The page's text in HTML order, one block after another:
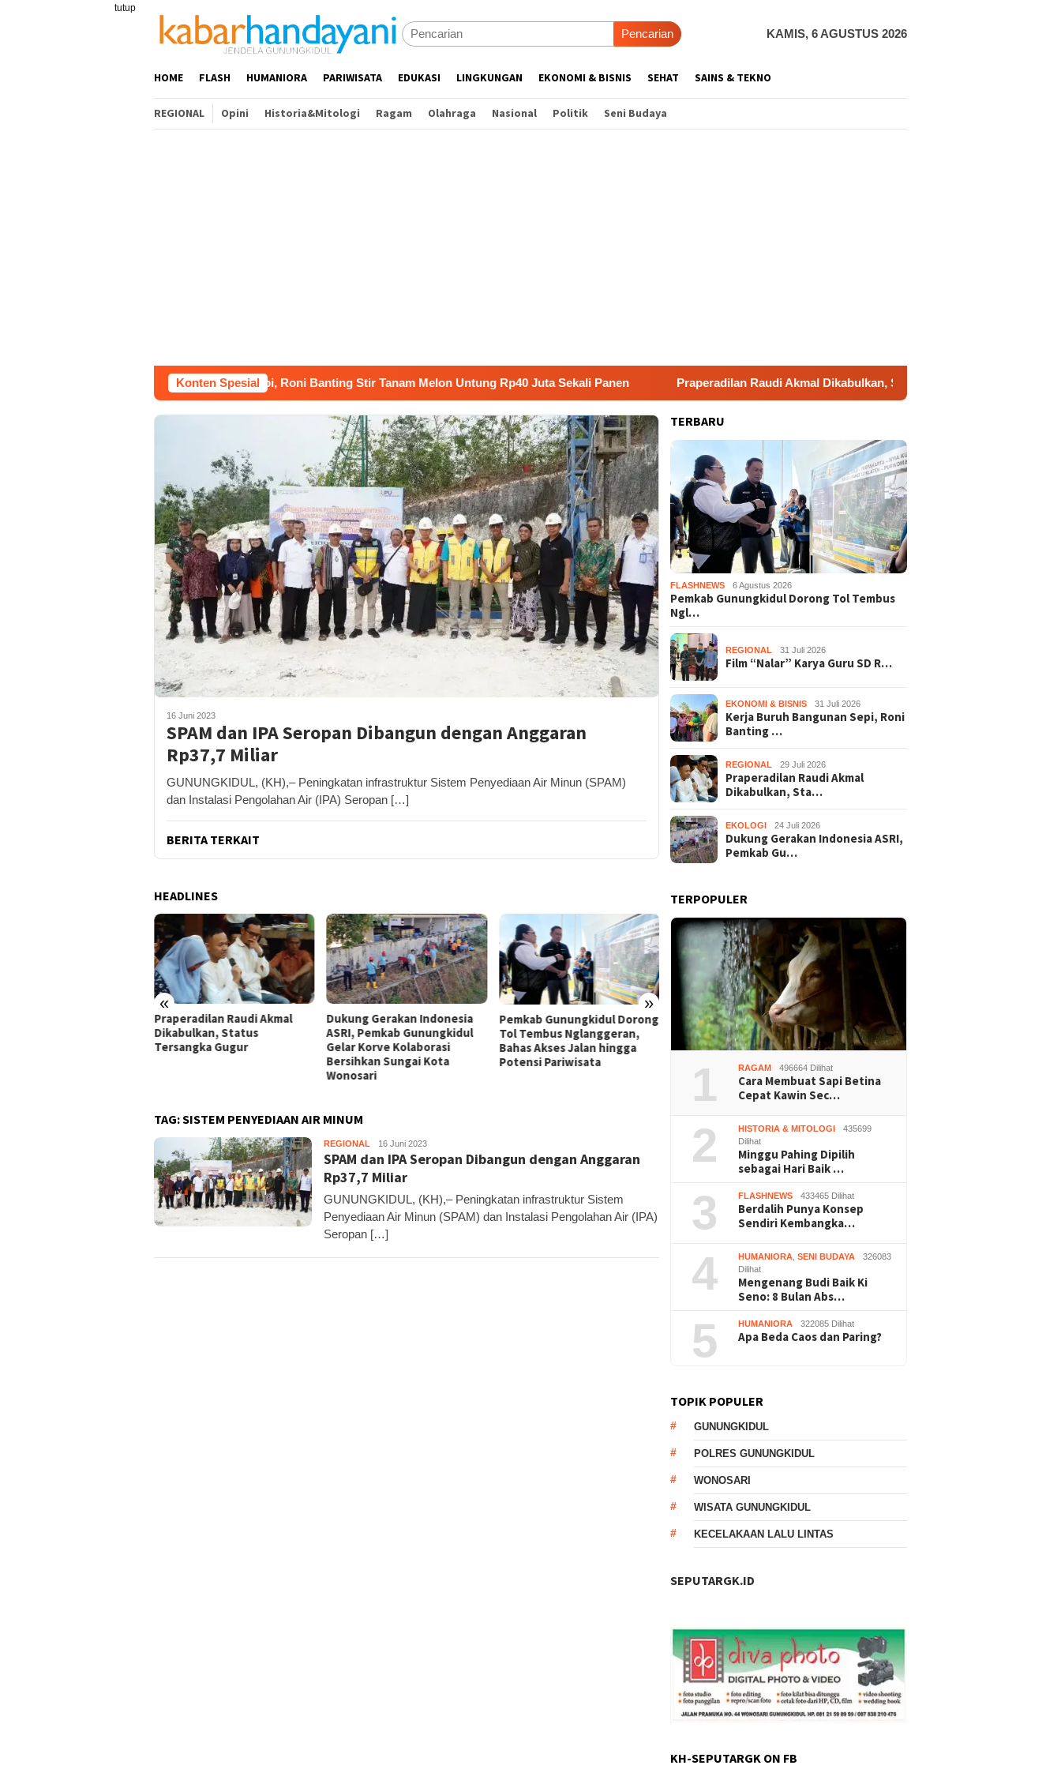
tutup
Pencarian KAMIS, 6 AGUSTUS 2026
HOME FLASH HUMANIORA PARIWISATA EDUKASI LINGKUNGAN EKONOMI & BISNIS SEHAT SAINS & TEKNO
REGIONAL Opini Historia&Mitologi Ragam Olahraga Nasional Politik Seni Budaya
Konten Spesial
Kerja Buruh Bangunan Sepi, Roni Banting Stir Tanam Melon Untung Rp40 Juta Sekali Panen Praperadilan Raudi Akmal Dikabulkan, Status Tersangka Gugur
16 Juni 2023
SPAM dan IPA Seropan Dibangun dengan Anggaran
Rp37,7 Miliar
GUNUNGKIDUL, (KH),– Peningkatan infrastruktur Sistem Penyediaan Air Minun (SPAM)
dan Instalasi Pengolahan Air (IPA) Seropan […]
BERITA TERKAIT
HEADLINES
« »
Dukung Gerakan Indonesia
ASRI, Pemkab Gunungkidul
Gelar Korve Kolaborasi
Pemkab Gunungkidul Dorong
Tol Tembus Nglanggeran,
Bahas Akses Jalan hingga
Potensi Pariwisata
Film “Nalar” Karya Guru SD
Raih Juara 1 Lomba Video
Literasi Gunungkidul 2026
Kerja Buruh Bangunan Sepi,
Roni Banting Stir Tanam
Melon Untung Rp40 Juta
Sekali Panen
Praperadilan Raudi Akmal
Dikabulkan, Status
Tersangka Gugur
TAG:SISTEM PENYEDIAAN AIR MINUM
REGIONAL Kandar
16 Juni 2023
SPAM dan IPA Seropan Dibangun dengan Anggaran
Rp37,7 Miliar
GUNUNGKIDUL, (KH),– Peningkatan infrastruktur Sistem
Penyediaan Air Minun (SPAM) dan Instalasi Pengolahan Air (IPA)
Seropan […]
TERBARU
FLASHNEWS 6 Agustus 2026
Pemkab Gunungkidul Dorong Tol Tembus
Ngl…
REGIONAL 31 Juli 2026
Film “Nalar” Karya Guru SD R…
EKONOMI & BISNIS 31 Juli 2026
Kerja Buruh Bangunan Sepi, Roni
Banting …
REGIONAL 29 Juli 2026
Praperadilan Raudi Akmal
Dikabulkan, Sta…
EKOLOGI 24 Juli 2026
Dukung Gerakan Indonesia ASRI,
Pemkab Gu…
TERPOPULER
1 RAGAM 496664 Dilihat
Cara Membuat Sapi Betina
Cepat Kawin Sec…
2 HISTORIA & MITOLOGI
435699
Dilihat
Minggu Pahing Dipilih
sebagai Hari Baik …
3 FLASHNEWS 433465 Dilihat
Berdalih Punya Konsep
Sendiri Kembangka…
4 HUMANIORA ,SENI BUDAYA
326083
Dilihat
Mengenang Budi Baik Ki
Seno: 8 Bulan Abs…
5 HUMANIORA 322085 Dilihat
Apa Beda Caos dan Paring?
TOPIK POPULER
GUNUNGKIDUL
POLRES GUNUNGKIDUL
WONOSARI
WISATA GUNUNGKIDUL
KECELAKAAN LALU LINTAS
SEPUTARGK.ID
KH-SEPUTARGK ON FB